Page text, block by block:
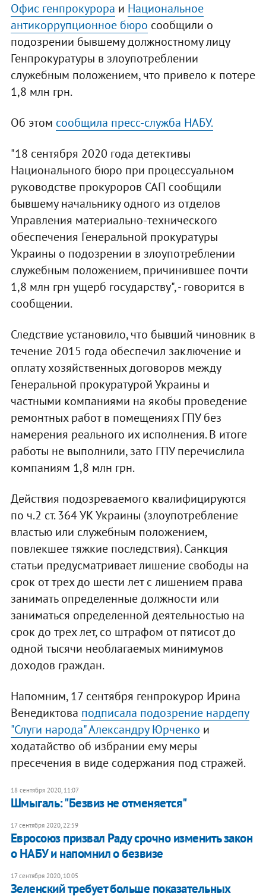
Офис генпрокурора и Национальное
антикоррупционное бюро сообщили о
подозрении бывшему должностному лицу
Генпрокуратуры в злоупотреблении
служебным положением, что привело к потере
1,8 млн грн.
Об этом сообщила пресс-служба НАБУ.
"18 сентября 2020 года детективы
Национального бюро при процессуальном
руководстве прокуроров САП сообщили
бывшему начальнику одного из отделов
Управления материально-технического
обеспечения Генеральной прокуратуры
Украины о подозрении в злоупотреблении
служебным положением, причинившее почти
1,8 млн грн ущерб государству", - говорится в
сообщении.
Следствие установило, что бывший чиновник в
течение 2015 года обеспечил заключение и
оплату хозяйственных договоров между
Генеральной прокуратурой Украины и
частными компаниями на якобы проведение
ремонтных работ в помещениях ГПУ без
намерения реального их исполнения. В итоге
работы не выполнили, зато ГПУ перечислила
компаниям 1,8 млн грн.
Действия подозреваемого квалифицируются
по ч.2 ст. 364 УК Украины (злоупотребление
властью или служебным положением,
повлекшее тяжкие последствия). Санкция
статьи предусматривает лишение свободы на
срок от трех до шести лет с лишением права
занимать определенные должности или
заниматься определенной деятельностью на
срок до трех лет, со штрафом от пятисот до
одной тысячи необлагаемых минимумов
доходов граждан.
Напомним, 17 сентября генпрокурор Ирина
Венедиктова подписала подозрение нардепу
"Слуги народа" Александру Юрченко и
ходатайство об избрании ему меры
пресечения в виде содержания под стражей.
18 сентября 2020, 11:07
Шмыгаль: "Безвиз не отменяется"
17 сентября 2020, 22:59
Евросоюз призвал Раду срочно изменить закон
о НАБУ и напомнил о безвизе
17 сентября 2020, 10:05
Зеленский требует больше показательных